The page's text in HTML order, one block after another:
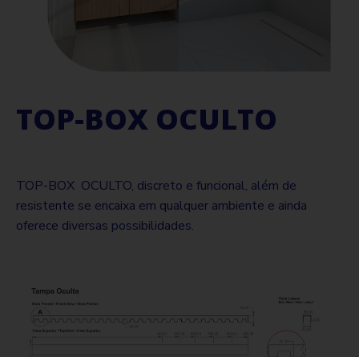
TOP-BOX OCULTO
TOP-BOX OCULTO, discreto e funcional, além de
resistente se encaixa em qualquer ambiente e ainda
oferece diversas possibilidades.